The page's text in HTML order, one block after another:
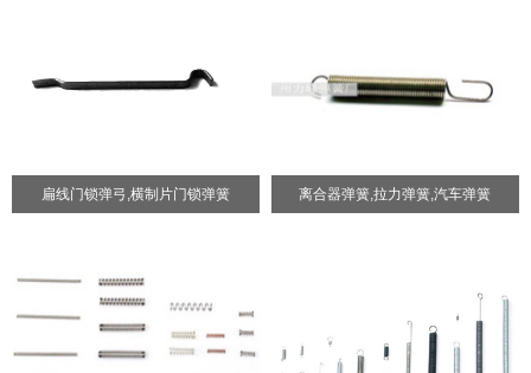
扁线门锁弹弓,横制片门锁弹簧 离合器弹簧,拉力弹簧,汽车弹簧